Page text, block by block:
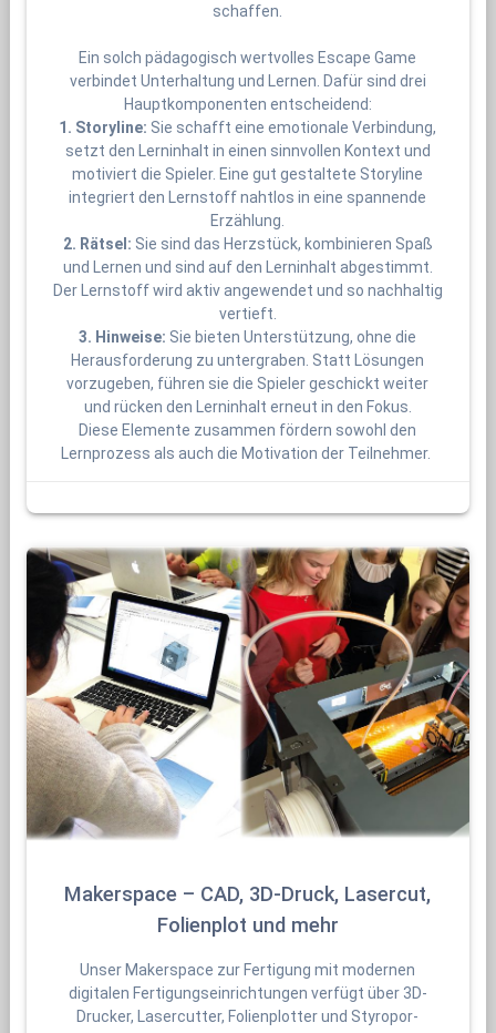
schaffen.
Ein solch pädagogisch wertvolles Escape Game
verbindet Unterhaltung und Lernen. Dafür sind drei
Hauptkomponenten entscheidend:
1. Storyline: Sie schafft eine emotionale Verbindung,
setzt den Lerninhalt in einen sinnvollen Kontext und
motiviert die Spieler. Eine gut gestaltete Storyline
integriert den Lernstoff nahtlos in eine spannende
Erzählung.
2. Rätsel: Sie sind das Herzstück, kombinieren Spaß
und Lernen und sind auf den Lerninhalt abgestimmt.
Der Lernstoff wird aktiv angewendet und so nachhaltig
vertieft.
3. Hinweise: Sie bieten Unterstützung, ohne die
Herausforderung zu untergraben. Statt Lösungen
vorzugeben, führen sie die Spieler geschickt weiter
und rücken den Lerninhalt erneut in den Fokus.
Diese Elemente zusammen fördern sowohl den
Lernprozess als auch die Motivation der Teilnehmer.
Makerspace – CAD, 3D-Druck, Lasercut,
Folienplot und mehr
Unser Makerspace zur Fertigung mit modernen
digitalen Fertigungseinrichtungen verfügt über 3D-
Drucker, Lasercutter, Folienplotter und Styropor-